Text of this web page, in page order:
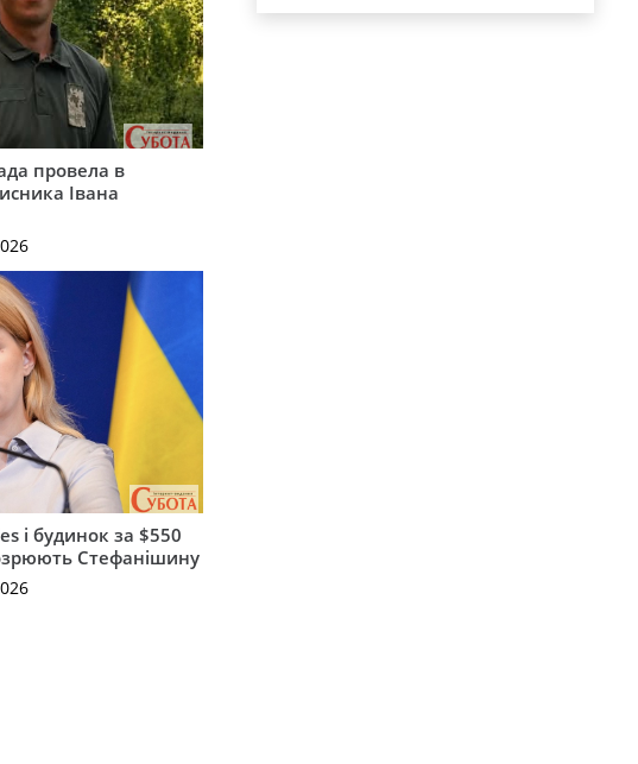
провела в
Івана
і будинок за $550
Стефанішину